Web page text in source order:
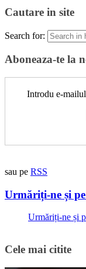
Cautare in site
Search for:
Aboneaza-te la
Introdu e-
sau pe RSS
Urmăriți-ne și
Urmăriți-ne și
Cele mai citite